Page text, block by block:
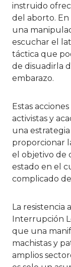
instruido
del aborto.
una
escuchar el
táctica que
de disuadirla
embarazo.
Estas
activistas y
una
proporcionar
el objetivo de
estado en el
complicado
La resistencia
Interrupción
que una
machistas y
amplios